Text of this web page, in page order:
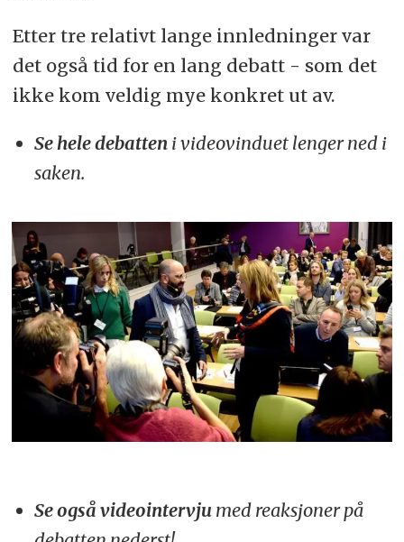
Etter tre relativt lange innledninger var
det også tid for en lang debatt - som det
ikke kom veldig mye konkret ut av.
Se hele debatten i videovinduet lenger ned i
saken.
Se også videointervju med reaksjoner på